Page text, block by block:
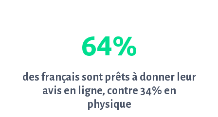
64%
des français sont prêts à donner leur
avis en ligne, contre 34% en
physique